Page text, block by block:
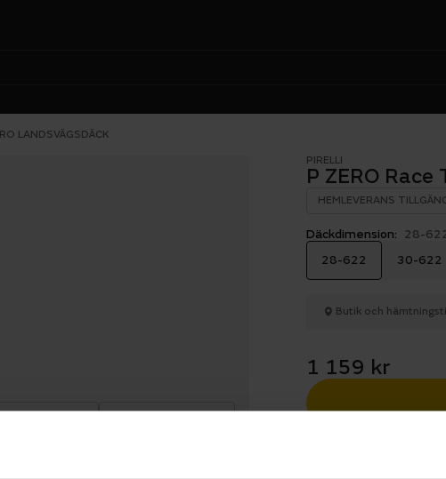
LANDSVÄGSDÄCK
PIRELLI
P ZERO
HEMLEVERANS
Däckdimension: 28-
28-622
30-622
Butik och
1 159 kr